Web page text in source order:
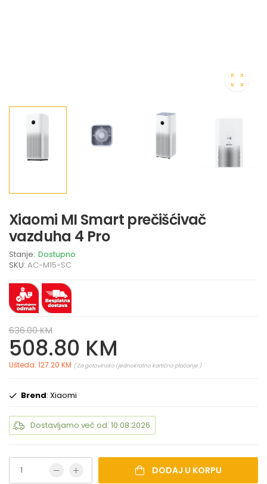
Xiaomi MI Smart prečišćivač
vazduha 4 Pro
Stanje: Dostupno
SKU: AC-M15-SC
636.00 KM
508.80 KM
Ušteda: 127.20 KM ( Za gotovinsko i jednokratno kartično plaćanje )
Brend: Xiaomi
Dostavljamo već od: 10.08.2026.
DODAJ U KORPU